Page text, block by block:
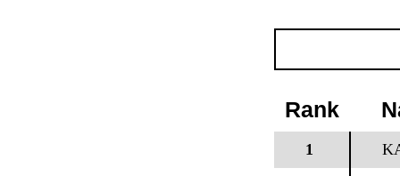
Rank
1